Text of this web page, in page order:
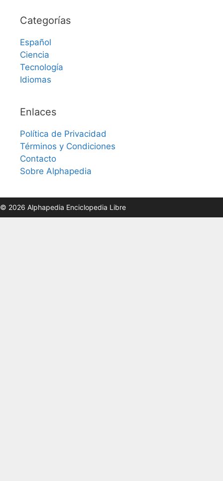
Categorías
Español
Ciencia
Tecnología
Idiomas
Enlaces
Política de Privacidad
Términos y Condiciones
Contacto
Sobre Alphapedia